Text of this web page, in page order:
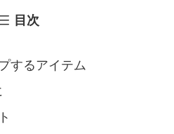
目次
するアイテム